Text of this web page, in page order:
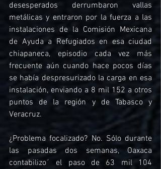
desesperados derrumbaron vallas
metálicas y entraron por la fuerza a las
instalaciones de la Comisión Mexicana
de Ayuda a Refugiados en esa ciudad
chiapaneca, episodio cada vez más
frecuente aún cuando hace pocos días
se había despresurizado la carga en esa
instalación, enviando a 8 mil 152 a otros
puntos de la región y de Tabasco y
Veracruz.
¿Problema focalizado? No. Sólo durante
las pasadas dos semanas, Oaxaca
contabilizo´ el paso de 63 mil 104